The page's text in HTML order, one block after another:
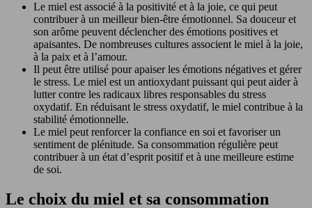
Le miel est associé à la positivité et à la joie, ce qui peut
contribuer à un meilleur bien-être émotionnel. Sa douceur et
son arôme peuvent déclencher des émotions positives et
apaisantes. De nombreuses cultures associent le miel à la joie,
à la paix et à l’amour.
Il peut être utilisé pour apaiser les émotions négatives et gérer
le stress. Le miel est un antioxydant puissant qui peut aider à
lutter contre les radicaux libres responsables du stress
oxydatif. En réduisant le stress oxydatif, le miel contribue à la
stabilité émotionnelle.
Le miel peut renforcer la confiance en soi et favoriser un
sentiment de plénitude. Sa consommation régulière peut
contribuer à un état d’esprit positif et à une meilleure estime
de soi.
Le choix du miel et sa consommation